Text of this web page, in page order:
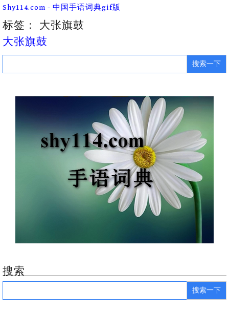
Skip
content
Shy114.com - 中国手语词典gif版
标签： 大张旗鼓
大张旗鼓
Search
搜索
Search